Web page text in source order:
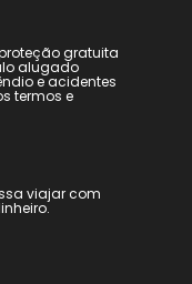
gratuita
alugado
e acidentes
termos e
viajar com